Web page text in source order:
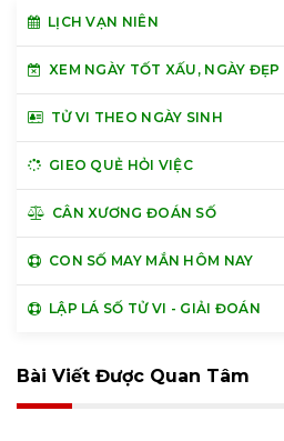
LỊCH VẠN NIÊN
XEM NGÀY TỐT XẤU, NGÀY ĐẸP
TỬ VI THEO NGÀY SINH
GIEO QUẺ HỎI VIỆC
CÂN XƯƠNG ĐOÁN SỐ
CON SỐ MAY MẮN HÔM NAY
LẬP LÁ SỐ TỬ VI - GIẢI ĐOÁN
Bài Viết Được Quan Tâm